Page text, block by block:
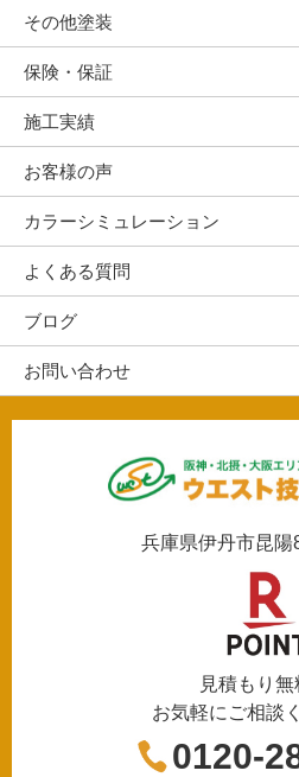
その他塗装
保険・保証
施工実績
お客様の声
カラーシミュレーション
よくある質問
ブログ
お問い合わせ
兵庫県伊丹市昆陽
見積もり無
お気軽にご相談
0120-